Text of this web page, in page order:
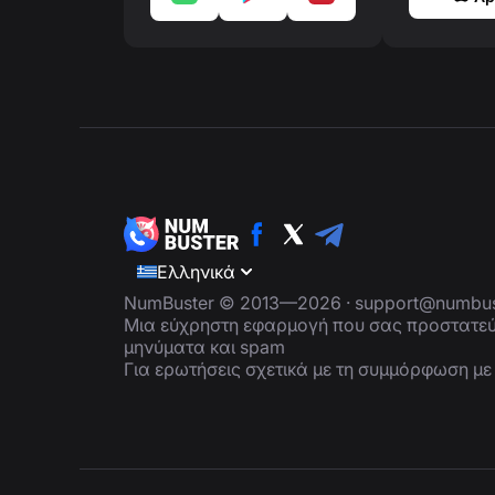
Ελληνικά
NumBuster © 2013—2026 ·
Μια εύχρηστη εφαρμογή που σας
μηνύματα και spam
Για ερωτήσεις σχετικά με τη συμμόρφωση με